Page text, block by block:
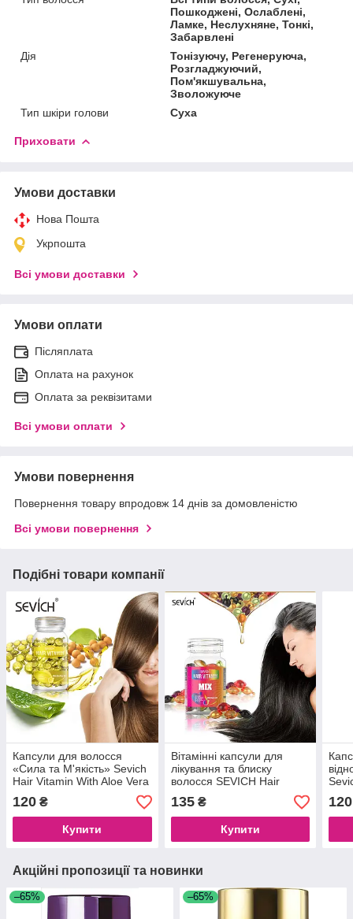
Пошкоджені, Ослаблені,
Ламке, Неслухняне, Тонкі,
Забарвлені
Дія
Тонізуючу, Регенеруюча,
Розгладжуючий,
Пом'якшувальна,
Зволожуюче
Тип шкіри голови
Суха
Приховати
Умови доставки
Нова Пошта
Укрпошта
Всі умови доставки
Умови оплати
Післяплата
Оплата на рахунок
Оплата за реквізитами
Всі умови оплати
Умови повернення
Повернення товару впродовж 14 днів за домовленістю
Всі умови повернення
Подібні товари компанії
Капсули для волосся
«Сила та М'якість» Sevich
Hair Vitamin With Aloe Vera
Oil, 30 капсул
120 ₴
Купити
Вітамінні капсули для
лікування та блиску
волосся SEVICH Hair
Vitamin MIX, 30 капсул
135₴
Купити
120
Акційні пропозиції та новинки
–65% –65%